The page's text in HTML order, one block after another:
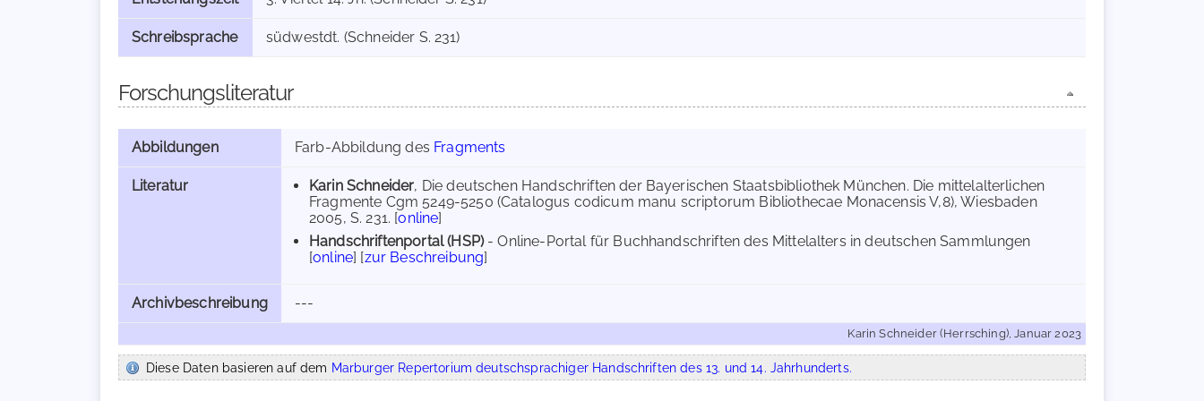
Schreibsprache südwestdt. (Schneider S. 231)
Forschungsliteratur
Abbildungen Farb-Abbildung des Fragments
Literatur Karin Schneider, Die deutschen Handschriften der Bayerischen Staatsbibliothek München. Die mittelalterlichen
Fragmente Cgm 5249-5250 (Catalogus codicum manu scriptorum Bibliothecae Monacensis V,8), Wiesbaden
2005, S. 231. [online]
Handschriftenportal (HSP)- Online-Portal für Buchhandschriften des Mittelalters in deutschen Sammlungen
[online] [zur Beschreibung]
Archivbeschreibung ---
Karin Schneider (Herrsching), Januar 2023
Diese Daten basieren auf dem Marburger Repertorium deutschsprachiger Handschriften des 13. und 14. Jahrhunderts.